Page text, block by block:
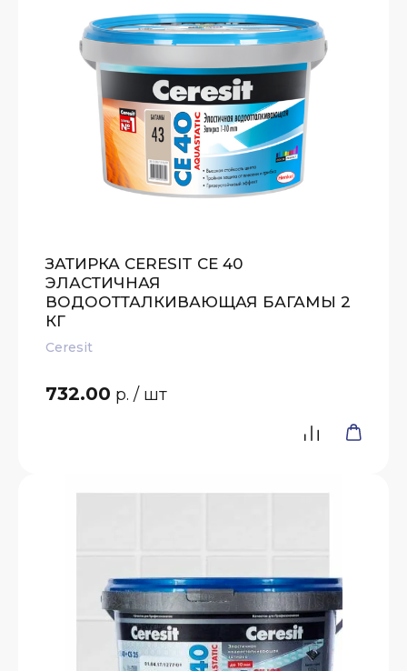
ЗАТИРКА CERESIT CE 40
ЭЛАСТИЧНАЯ
ВОДООТТАЛКИВАЮЩАЯ БАГАМЫ 2
КГ
Ceresit
732.00 р. / шт